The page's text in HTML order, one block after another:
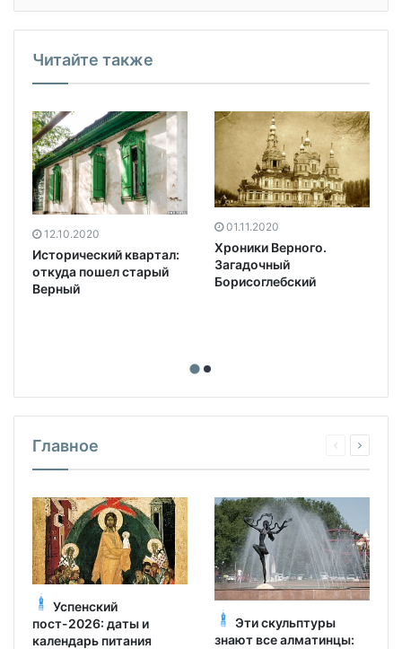
Читайте также
12.10.2020
Исторический квартал:
откуда пошел старый
Верный
01.11.2020
Хроники Верного.
Загадочный
Борисоглебский
Главное
Успенский
пост-2026: даты и
календарь питания
Эти скульптуры
знают все алматинцы: